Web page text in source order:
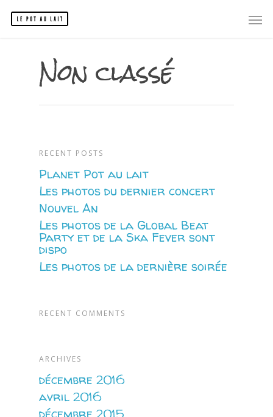
Non classé
RECENT POSTS
Planet Pot au lait
Les photos du dernier concert
Nouvel An
Les photos de la Global Beat
Party et de la Ska Fever sont
dispo
Les photos de la dernière soirée
RECENT COMMENTS
ARCHIVES
décembre 2016
avril 2016
décembre 2015